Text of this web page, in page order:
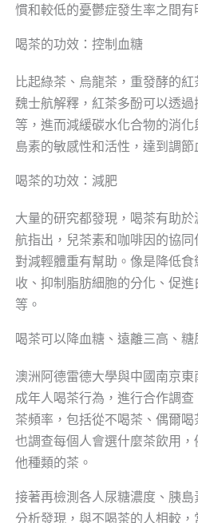
慣和較低的憂鬱症發生率之間有
喝茶的功效：控制血糖
比起綠茶、烏龍茶，重發酵的
魏士航解釋，紅茶多酚可以透
等，進而減緩碳水化合物的消
島素的敏感性和活性，達到調節
喝茶的功效：減肥
大量的研究都發現，喝茶有助
航指出，兒茶素和咖啡因的協
對減輕體重有幫助。像是降低
收、抑制脂肪細胞的分化、促
等。
喝茶可以降血糖、遠離三高、糖
澳洲阿德雷德大學與中國南京
成年人喝茶行為，進行合作調
茶頻率，包括從不喝茶、偶爾
也調查每個人會選什麼茶飲用
他種類的茶。
接著再檢測各人尿糖濃度、胰
分析發現，與不喝茶的人相較